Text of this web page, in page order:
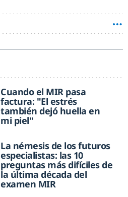
Cuando el MIR pasa
factura: "El estrés
también dejó huella en
mi piel"
La némesis de los futuros
especialistas: las 10
preguntas más difíciles de
la última década del
examen MIR